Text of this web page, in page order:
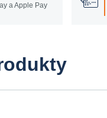
a Apple Pay